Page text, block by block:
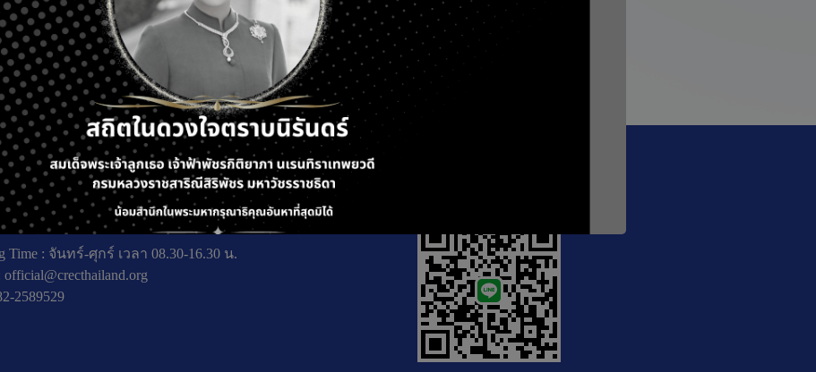
MDV ถัดไป, #Meeting: MED
ที่ 5 ถ. พหลโยธิน แขวงลาดยาว เขตจตุจักร กรุงเทพมหานคร
Time : จันทร์-ศุกร์ เวลา 08.30-16.30 น.
official@crecthailand.org
2589529